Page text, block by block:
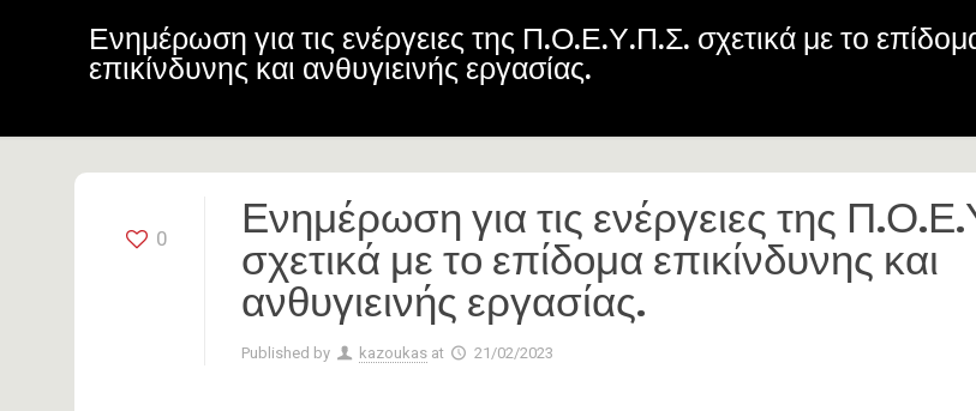
Ενημέρωση για τις ενέργειες της Π.Ο.Ε.Υ.Π.Σ. σχετικά με το
επικίνδυνης και ανθυγιεινής εργασίας.
0
Ενημέρωση για τις ενέργειες της
σχετικά με το επίδομα επικίνδυνης και
ανθυγιεινής εργασίας.
Published by kazoukas at 21/02/2023